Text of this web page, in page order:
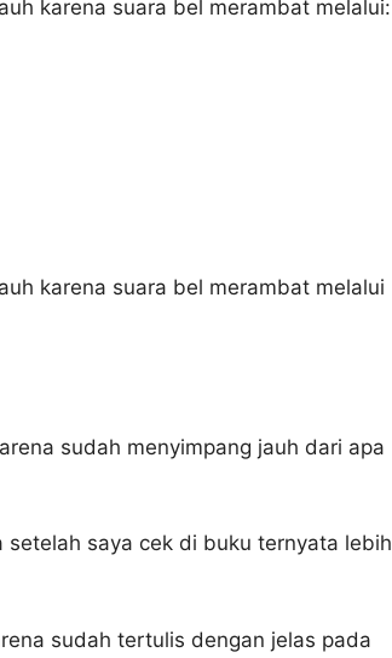
karena suara bel merambat melalui:
karena suara bel merambat melalui
sudah menyimpang jauh dari apa
setelah saya cek di buku ternyata lebih
sudah tertulis dengan jelas pada